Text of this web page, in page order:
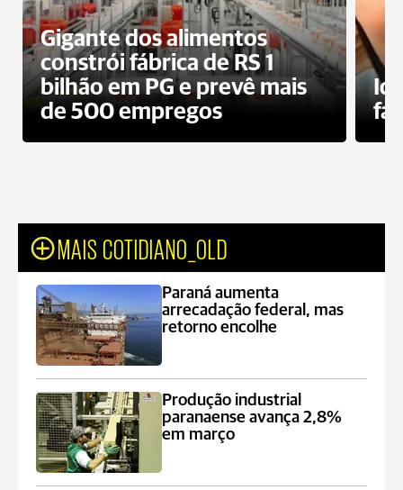
Gigante dos alimentos
constrói fábrica de RS 1
bilhão em PG e prevê mais
de 500 empregos
MAIS COTIDIANO_OLD
Paraná aumenta
arrecadação federal, mas
retorno encolhe
Produção industrial
paranaense avança 2,8%
em março